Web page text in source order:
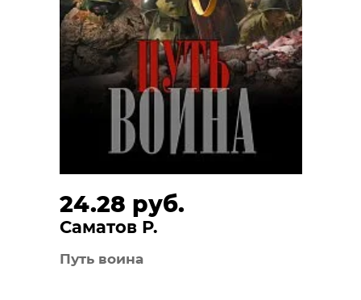
24.28 руб.
Саматов Р.
Путь воина